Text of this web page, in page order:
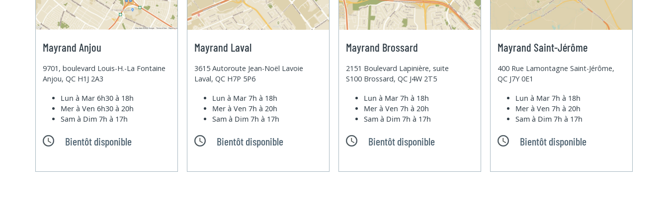
Mayrand Anjou
9701, boulevard Louis-H.-La Fontaine
Anjou, QC H1J 2A3
Lun à Mar6h30 à 18h
Mer à Ven6h30 à 20h
Sam à Dim7h à 17h
Bientôt disponible
Mayrand Laval
3615 Autoroute Jean-Noël Lavoie
Laval, QC H7P 5P6
Lun à Mar7h à 18h
Mer à Ven7h à 20h
Sam à Dim7h à 17h
Bientôt disponible
Mayrand Brossard
2151 Boulevard Lapinière, suite
S100 Brossard, QC J4W 2T5
Lun à Mar7h à 18h
Mer à Ven7h à 20h
Sam à Dim7h à 17h
Bientôt disponible
Mayrand Saint-Jérôme
400 Rue Lamontagne Saint-Jérôme,
QC J7Y 0E1
Lun à Mar7h à 18h
Mer à Ven7h à 20h
Sam à Dim7h à 17h
Bientôt disponible